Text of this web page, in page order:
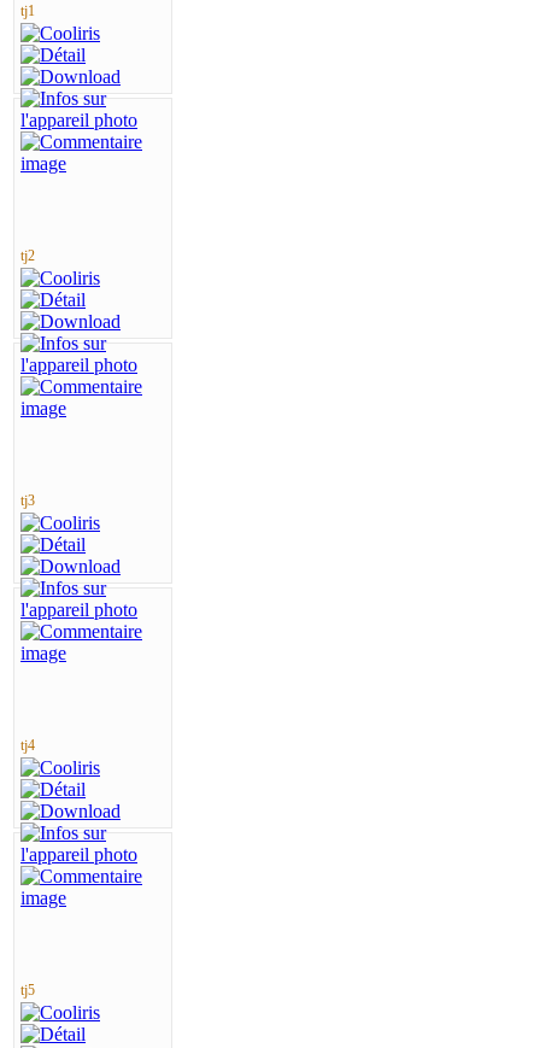
tj1
tj2
tj3
tj4
tj5